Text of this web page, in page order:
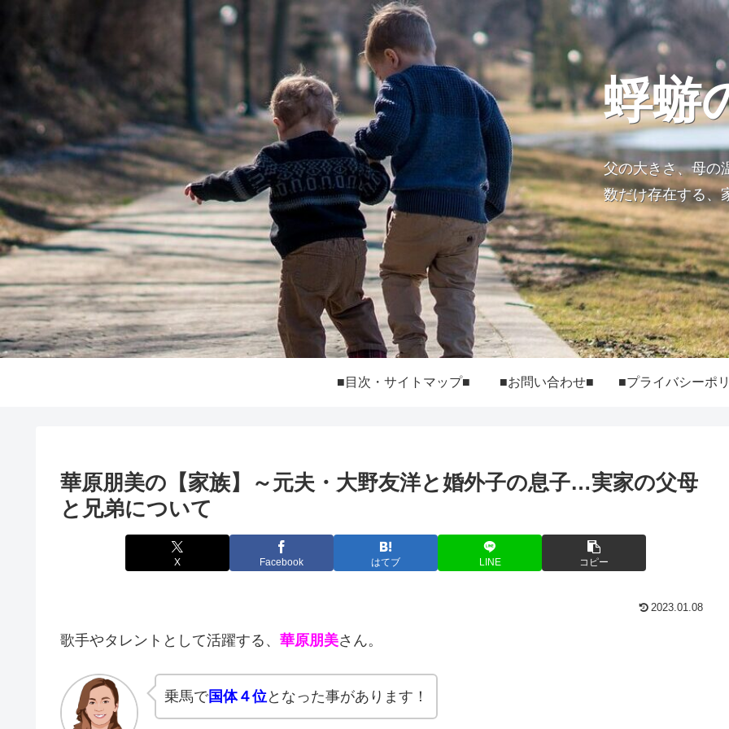
蜉蝣
父の大きさ、母の
数だけ存在する、
■目次・サイトマップ■ ■お問い合わせ■
華原朋美の【家族】～元夫・大野友洋と婚外子の息子…実家の父母
と兄弟について
X Facebook はてブ LINE コピー
2023.01.08
歌手やタレントとして活躍する、 華原朋美さん。
乗馬で国体４位となった事があります！